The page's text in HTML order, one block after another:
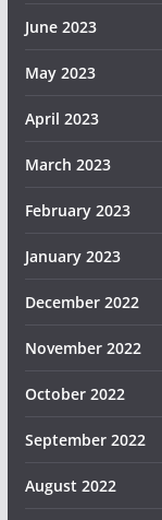
June 2023
May 2023
April 2023
March 2023
February 2023
January 2023
December 2022
November 2022
October 2022
September 2022
August 2022